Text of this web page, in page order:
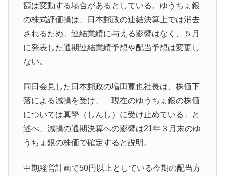
額は変動する場合があるとしている。ゆうちょ銀
の株式評価損は、日本郵政の連結決算上では消去
されるため、連結業績に与える影響はなく、５月
に発表した通期連結業績予想や配当予想は変更し
ない。
同日会見した日本郵政の増田寛也社長は、株価下
落による減損を受け、「現在のゆうちょ銀の株価
については真摯（しんし）に受け止めている」と
述べ、減損の通期決算への影響は21年３月末のゆ
うちょ銀の株価で確定すると説明。
中期経営計画で50円以上としている今期の配当方